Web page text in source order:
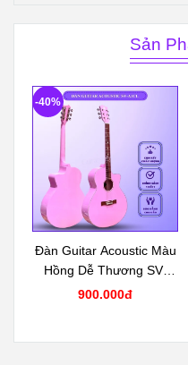
Sản
Đàn Guitar Acoustic Màu
Hồng Dễ Thương SV-
A1CL
900.000đ
-40%